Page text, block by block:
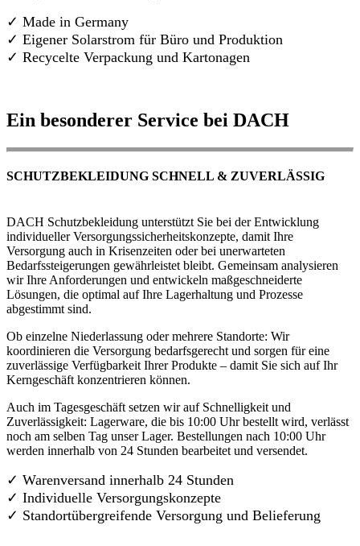
✓ Made in Germany
✓ Eigener Solarstrom für Büro und Produktion
✓ Recycelte Verpackung und Kartonagen
Ein besonderer Service bei DACH
SCHUTZBEKLEIDUNG SCHNELL & ZUVERLÄSSIG
DACH Schutzbekleidung unterstützt Sie bei der Entwicklung
individueller Versorgungssicherheitskonzepte, damit Ihre
Versorgung auch in Krisenzeiten oder bei unerwarteten
Bedarfssteigerungen gewährleistet bleibt. Gemeinsam analysieren
wir Ihre Anforderungen und entwickeln maßgeschneiderte
Lösungen, die optimal auf Ihre Lagerhaltung und Prozesse
abgestimmt sind.
Ob einzelne Niederlassung oder mehrere Standorte: Wir
koordinieren die Versorgung bedarfsgerecht und sorgen für eine
zuverlässige Verfügbarkeit Ihrer Produkte – damit Sie sich auf Ihr
Kerngeschäft konzentrieren können.
Auch im Tagesgeschäft setzen wir auf Schnelligkeit und
Zuverlässigkeit: Lagerware, die bis 10:00 Uhr bestellt wird, verlässt
noch am selben Tag unser Lager. Bestellungen nach 10:00 Uhr
werden innerhalb von 24 Stunden bearbeitet und versendet.
✓ Warenversand innerhalb 24 Stunden
✓ Individuelle Versorgungskonzepte
✓ Standortübergreifende Versorgung und Belieferung